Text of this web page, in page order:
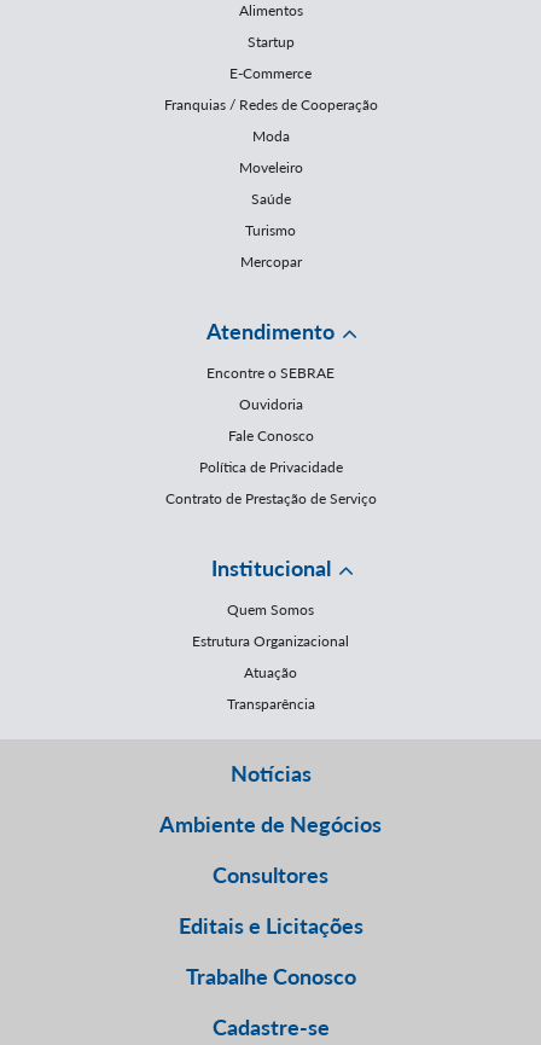
Alimentos
Startup
E-Commerce
Franquias / Redes de Cooperação
Moda
Moveleiro
Saúde
Turismo
Mercopar
Atendimento
Encontre o SEBRAE
Ouvidoria
Fale Conosco
Política de Privacidade
Contrato de Prestação de Serviço
Institucional
Quem Somos
Estrutura Organizacional
Atuação
Transparência
Notícias
Ambiente de Negócios
Consultores
Editais e Licitações
Trabalhe Conosco
Cadastre-se